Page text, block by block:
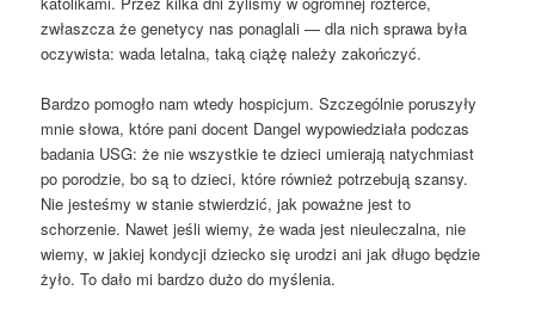
zwłaszcza że genetycy nas ponaglali — dla nich sprawa była
oczywista: wada letalna, taką ciążę należy zakończyć.
Bardzo pomogło nam wtedy hospicjum. Szczególnie poruszyły
mnie słowa, które pani docent Dangel wypowiedziała podczas
badania USG: że nie wszystkie te dzieci umierają natychmiast
po porodzie, bo są to dzieci, które również potrzebują szansy.
Nie jesteśmy w stanie stwierdzić, jak poważne jest to
schorzenie. Nawet jeśli wiemy, że wada jest nieuleczalna, nie
wiemy, w jakiej kondycji dziecko się urodzi ani jak długo będzie
żyło. To dało mi bardzo dużo do myślenia.